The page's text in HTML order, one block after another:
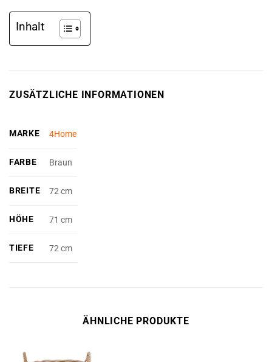
Inhalt
ZUSÄTZLICHE INFORMATIONEN
MARKE 4Home
FARBE Braun
BREITE 72 cm
HÖHE 71 cm
TIEFE 72 cm
ÄHNLICHE PRODUKTE